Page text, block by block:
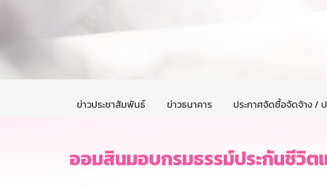
ข่าวประชาสัมพันธ์ ข่าวธนาคาร ประกาศจัดซื้อจัดจ้าง /
ออมสินมอบกรมธรรม์ประกันชีวิต